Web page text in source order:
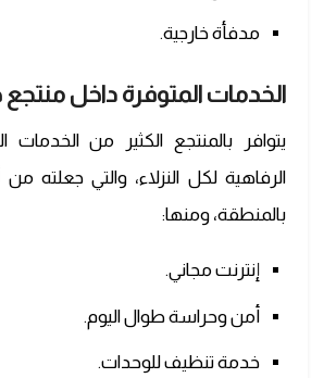
مدفأة خارجية.
الخدمات المتوفرة داخل
يتوافر بالمنتجع الكثير من الخدمات
الرفاهية لكل النزلاء، والتي جعلته
بالمنطقة، ومنها:
إنترنت مجاني.
أمن وحراسة طوال اليوم.
خدمة تنظيف للوحدات.